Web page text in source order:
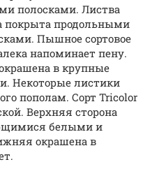
полосками. Листва
покрыта продольными
Пышное сортовое
напоминает пену.
в крупные
Некоторые листики
пополам. Сорт Tricolor
Верхняя сторона
белыми и
окрашена в